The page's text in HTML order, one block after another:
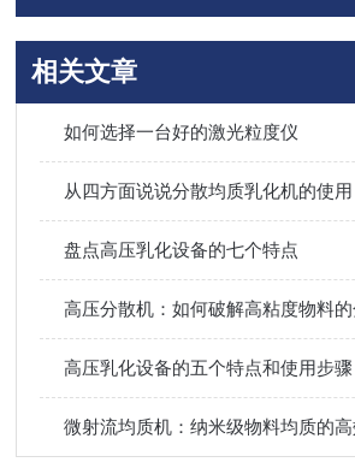
相关文章
如何选择一台好的激光粒度仪
从四方面说说分散均质乳化机的使用
盘点高压乳化设备的七个特点
高压分散机：如何破解高粘度物料的
高压乳化设备的五个特点和使用步骤
微射流均质机：纳米级物料均质的